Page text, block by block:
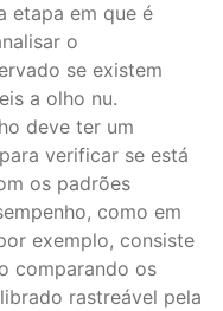
etapa em que é
o
se existem
a olho nu.
deve ter um
verificar se está
os padrões
como em
exemplo, consiste
comparando os
rastreável pela